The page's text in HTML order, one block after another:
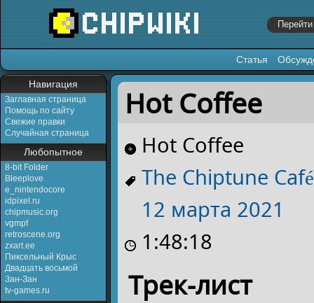
Статья
Навигация
Заглавная страница
Помощь по сайту
Свежие правки
Случайная страница
Любопытное
8-bit Folder
Bleeplove
e_nintendocore
idpixel.ru
chipmusic.org
vgmpf
retroscene.org
zxart.ee
Пиксельный Крыс
Двадцать восьмой
Зан-Зан
tv-games.ru
Перейти к:навигация,поиск
Hot Coffee
Hot Coffee
The Chiptune Café
12 марта 2021
1:48:18
Трек-лист